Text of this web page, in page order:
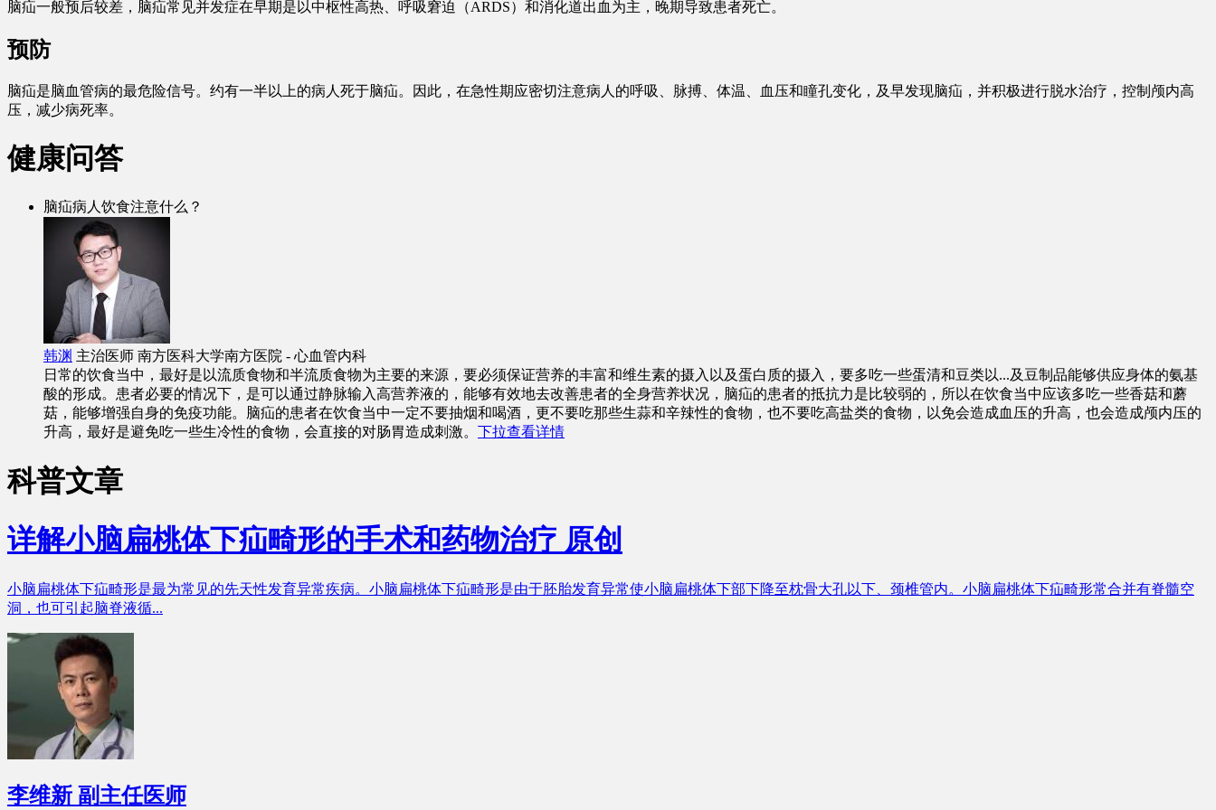
脑疝一般预后较差，脑疝常见并发症在早期是以中枢性高热、呼吸窘迫（ARDS）和消化道出血为主，晚期导致患者死亡。
预防
脑疝是脑血管病的最危险信号。约有一半以上的病人死于脑疝。因此，在急性期应密切注意病人的呼吸、脉搏、体温、血压和瞳孔变化，及早发现脑疝，并积极进行脱水治疗，控制颅内高
压，减少病死率。
健康问答
脑疝病人饮食注意什么？
韩渊 主治医师 南方医科大学南方医院 - 心血管内科
日常的饮食当中，最好是以流质食物和半流质食物为主要的来源，要必须保证营养的丰富和维生素的摄入以及蛋白质的摄入，要多吃一些蛋清和豆类以...及豆制品能够供应身体的氨基
酸的形成。患者必要的情况下，是可以通过静脉输入高营养液的，能够有效地去改善患者的全身营养状况，脑疝的患者的抵抗力是比较弱的，所以在饮食当中应该多吃一些香菇和蘑
菇，能够增强自身的免疫功能。脑疝的患者在饮食当中一定不要抽烟和喝酒，更不要吃那些生蒜和辛辣性的食物，也不要吃高盐类的食物，以免会造成血压的升高，也会造成颅内压的
升高，最好是避免吃一些生冷性的食物，会直接的对肠胃造成刺激。 下拉查看详情
科普文章
详解小脑扁桃体下疝畸形的手术和药物治疗 原创
小脑扁桃体下疝畸形是最为常见的先天性发育异常疾病。小脑扁桃体下疝畸形是由于胚胎发育异常使小脑扁桃体下部下降至枕骨大孔以下、颈椎管内。小脑扁桃体下疝畸形常合并有脊髓空
洞，也可引起脑脊液循...
李维新 副主任医师